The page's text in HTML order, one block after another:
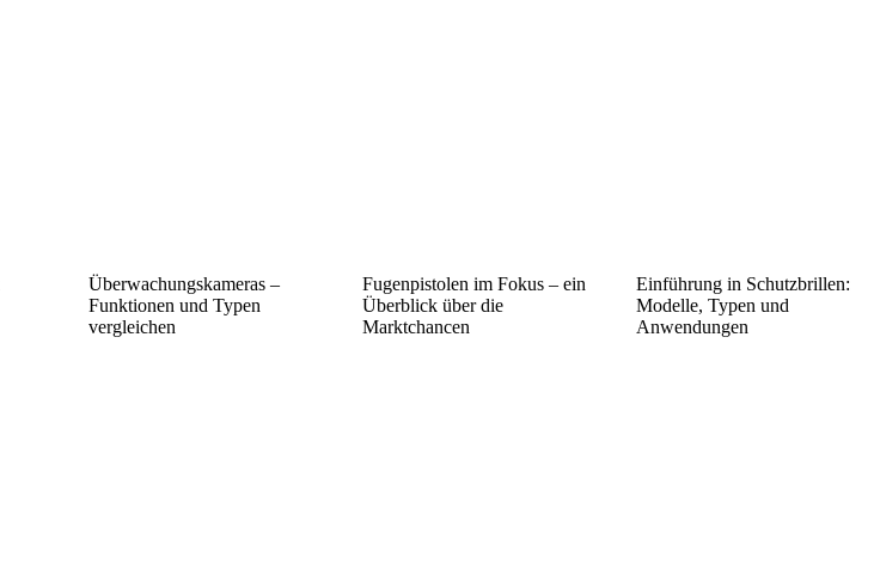
Überwachungskameras –
Funktionen und Typen
vergleichen
Fugenpistolen im Fokus – ein
Überblick über die
Marktchancen
Einführung in Schutzbrillen:
Modelle, Typen und
Anwendungen